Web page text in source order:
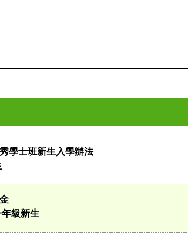
學士班新生入學辦法
級新生